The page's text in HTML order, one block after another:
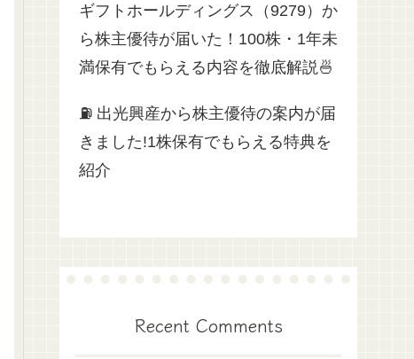
ギフトホールディングス（9279）か
ら株主優待が届いた！100株・1年未
満保有でもらえる内容を徹底解説🍜
⛽ 出光興産から株主優待の案内が届
きました!1株保有でもらえる特典を
紹介
Recent Comments